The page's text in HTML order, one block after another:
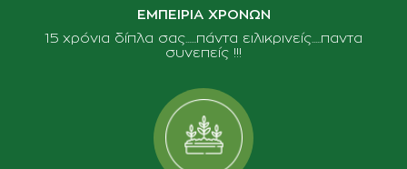
ΕΜΠΕΙΡΙΑ ΧΡΟΝΩΝ
15 χρόνια δίπλα σας......πάντα ειλικρινείς.....παντα
συνεπείς !!!